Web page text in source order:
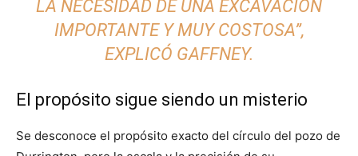
LA NECESIDAD DE UNA EXCAVACIÓN
IMPORTANTE Y MUY COSTOSA”,
EXPLICÓ GAFFNEY.
El propósito sigue siendo un misterio
Se desconoce el propósito exacto del círculo del pozo de